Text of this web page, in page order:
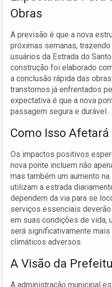
Obras
A previsão é que a nova
próximas semanas,
usuários da Estrada do
construção foi elaborado
a conclusão rápida das
transtornos já enfrentados
expectativa é que a nova
passagem segura e durável.
Como Isso
Os impactos positivos
nova ponte incluem não
mas também um aumento
utilizam a estrada
dependem da via para se
serviços essenciais
em suas condições de vida,
será significativamente
climáticos adversos.
A Visão da
A administração municipal